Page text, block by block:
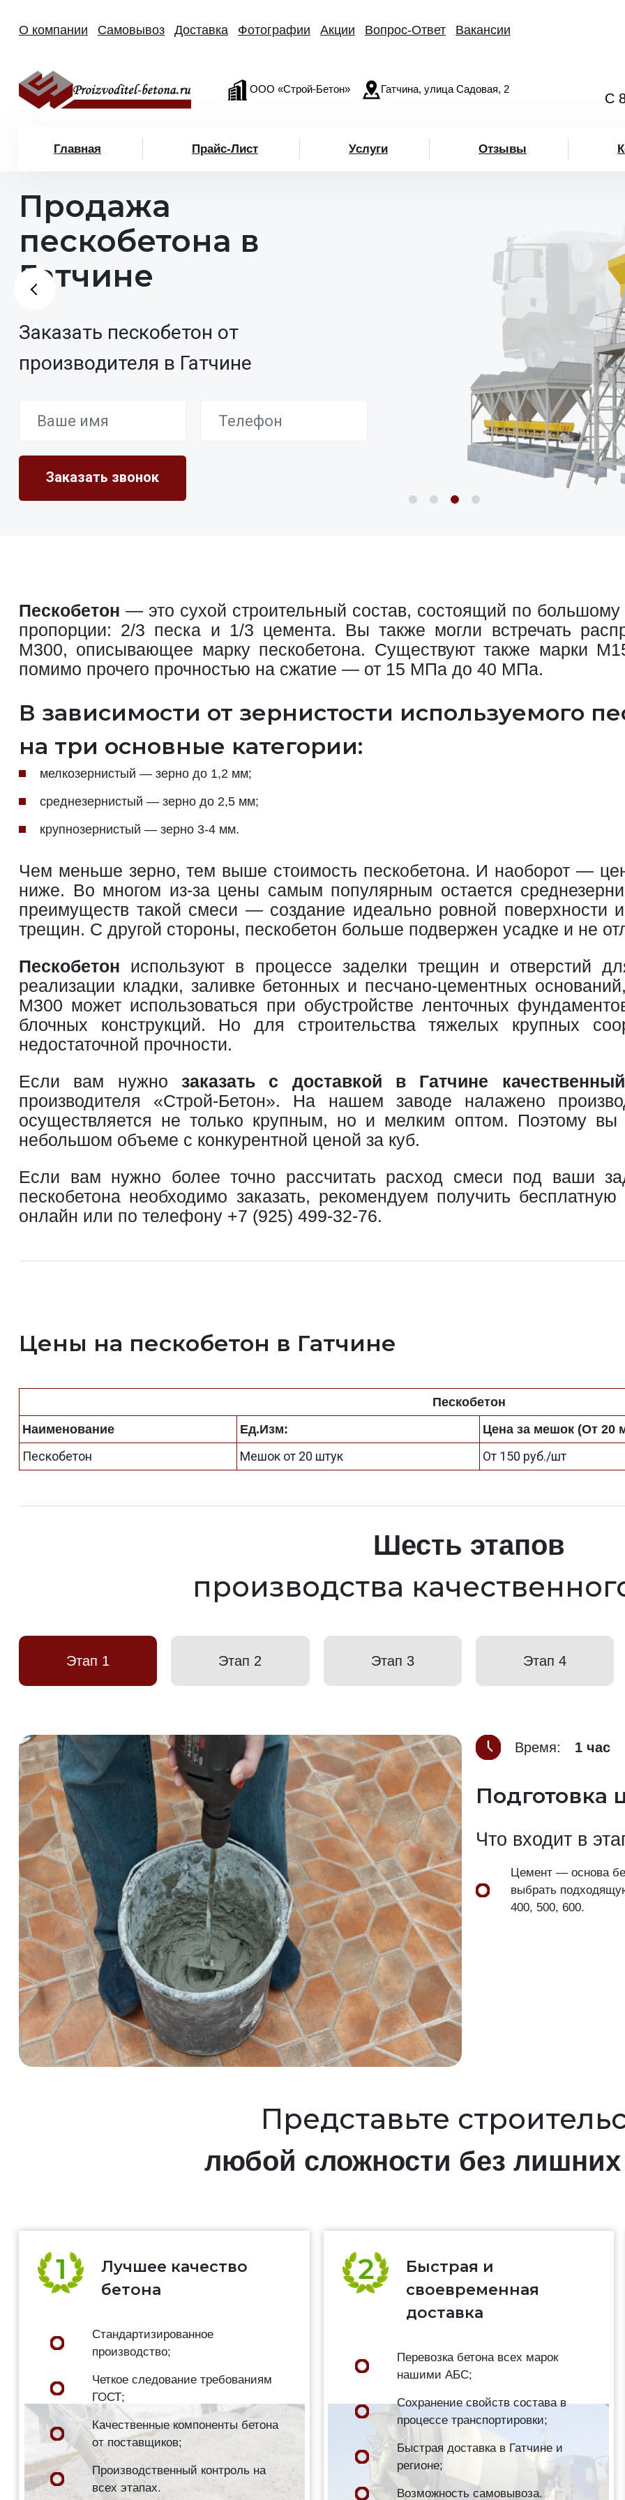
О компании Самовывоз Доставка Фотографии Акции Вопрос-Ответ Вакансии
ООО «Строй-Бетон» Гатчина, улица Садовая, 2
С
Главная Прайс-Лист Услуги Отзывы
Продажа
пескобетона в
Гатчине
Заказать пескобетон от
производителя в Гатчине
Пескобетон — это сухой строительный состав, состоящий по большому
пропорции: 2/3 песка и 1/3 цемента. Вы также могли встречать
М300, описывающее марку пескобетона. Существуют также марки
помимо прочего прочностью на сжатие — от 15 МПа до 40 МПа.
В зависимости от зернистости используемого
на три основные категории:
мелкозернистый — зерно до 1,2 мм;
среднезернистый — зерно до 2,5 мм;
крупнозернистый — зерно 3-4 мм.
Чем меньше зерно, тем выше стоимость пескобетона. И наоборот —
ниже. Во многом из-за цены самым популярным остается
преимуществ такой смеси — создание идеально ровной поверхности
трещин. С другой стороны, пескобетон больше подвержен усадке и не
Пескобетон используют в процессе заделки трещин и отверстий
реализации кладки, заливке бетонных и песчано-цементных
М300 может использоваться при обустройстве ленточных
блочных конструкций. Но для строительства тяжелых крупных
недостаточной прочности.
Если вам нужно заказать с доставкой в Гатчине
производителя «Строй-Бетон». На нашем заводе налажено
осуществляется не только крупным, но и мелким оптом. Поэтому вы
небольшом объеме с конкурентной ценой за куб.
Если вам нужно более точно рассчитать расход смеси под ваши
пескобетона необходимо заказать, рекомендуем получить
онлайн или по телефону +7 (925) 499-32-76.
Цены на пескобетон в Гатчине
Пескобетон
Наименование
Ед.Изм: Цена за мешок (От 20
Пескобетон Мешок от 20 штук От 150 руб./шт
Шесть этапов
производства
Этап 1 Этап 2 Этап 3 Этап 4
Время: 1 час
Подготовка
Что входит в
Цемент — основа
выбрать
400, 500, 600.
Представьте
любой сложности без лишних
Лучшее качество
бетона
Стандартизированное
производство;
Четкое следование требованиям
ГОСТ;
Качественные компоненты бетона
от поставщиков;
Производственный контроль на
всех этапах.
Быстрая и
своевременная
доставка
Перевозка бетона всех марок
нашими АБС;
Сохранение свойств состава в
процессе транспортировки;
Быстрая доставка в Гатчине и
регионе;
Возможность самовывоза.